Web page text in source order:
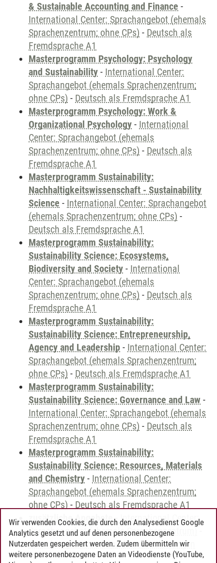
& Sustainable Accounting and Finance -
International Center: Sprachangebot (ehemals
Sprachenzentrum; ohne CPs) - Deutsch als
Fremdsprache A1
Masterprogramm Psychology: Psychology
and Sustainability - International Center:
Sprachangebot (ehemals Sprachenzentrum;
ohne CPs) - Deutsch als Fremdsprache A1
Masterprogramm Psychology: Work &
Organizational Psychology - International
Center: Sprachangebot (ehemals
Sprachenzentrum; ohne CPs) - Deutsch als
Fremdsprache A1
Masterprogramm Sustainability:
Nachhaltigkeitswissenschaft - Sustainability
Science - International Center: Sprachangebot
(ehemals Sprachenzentrum; ohne CPs) -
Deutsch als Fremdsprache A1
Masterprogramm Sustainability:
Sustainability Science: Ecosystems,
Biodiversity and Society - International
Center: Sprachangebot (ehemals
Sprachenzentrum; ohne CPs) - Deutsch als
Fremdsprache A1
Masterprogramm Sustainability:
Sustainability Science: Entrepreneurship,
Agency and Leadership - International Center:
Sprachangebot (ehemals Sprachenzentrum;
ohne CPs) - Deutsch als Fremdsprache A1
Masterprogramm Sustainability:
Sustainability Science: Governance and Law -
International Center: Sprachangebot (ehemals
Sprachenzentrum; ohne CPs) - Deutsch als
Fremdsprache A1
Masterprogramm Sustainability:
Sustainability Science: Resources, Materials
and Chemistry - International Center:
Sprachangebot (ehemals Sprachenzentrum;
ohne CPs) - Deutsch als Fremdsprache A1
zusätzliche Angebote- International Center:
Sprachangebot (ehemals Sprachenzentrum)
Sprachangebot und Sonderveranstaltungen
Wir verwenden Cookies, die durch den Analysedienst Google
Analytics gesetzt und auf denen personenbezogene
Nutzerdaten gespeichert werden. Zudem übermitteln wir
weitere personenbezogene Daten an Videodienste (YouTube,